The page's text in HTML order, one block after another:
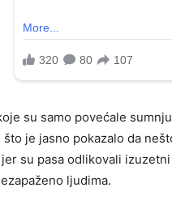
su samo povećale
je jasno pokazalo da
su pasa odlikovali
ljudima.